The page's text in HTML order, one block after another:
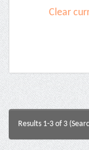
Clear
Results 1-3 of 3